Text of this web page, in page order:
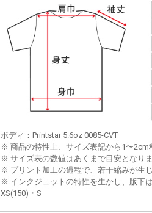
ボディ：Printstar 5.6oz 0085-CVT
※ 商品の特性上、サイズ表記から1〜2cm
※ サイズ表の数値はあくまで目安となり
※ プリント加工の過程で、若干縮みが生
※ インクジェットの特性を生かし、版下
XS(150)・S